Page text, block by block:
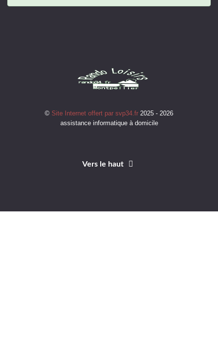
© Site Internet offert par svp34.fr 2025 - 2026
assistance informatique à domicile
Vers le haut